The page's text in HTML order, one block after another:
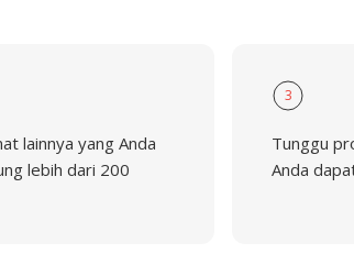
lainnya yang Anda
lebih dari 200
3
Tunggu
Anda